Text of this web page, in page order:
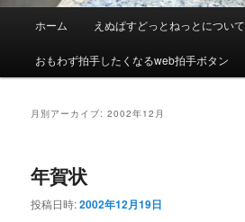
メ
ホーム えぬぱすどっとねっとについて
おもわず拍手したくなるweb拍手ボタン
月別アーカイブ:2002年12月
年賀状
投稿日時:2002年12月19日